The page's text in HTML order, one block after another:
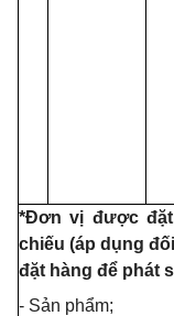
*Đơn vị được
chiếu (áp dụng
đặt hàng để phát
- Sản phẩm;